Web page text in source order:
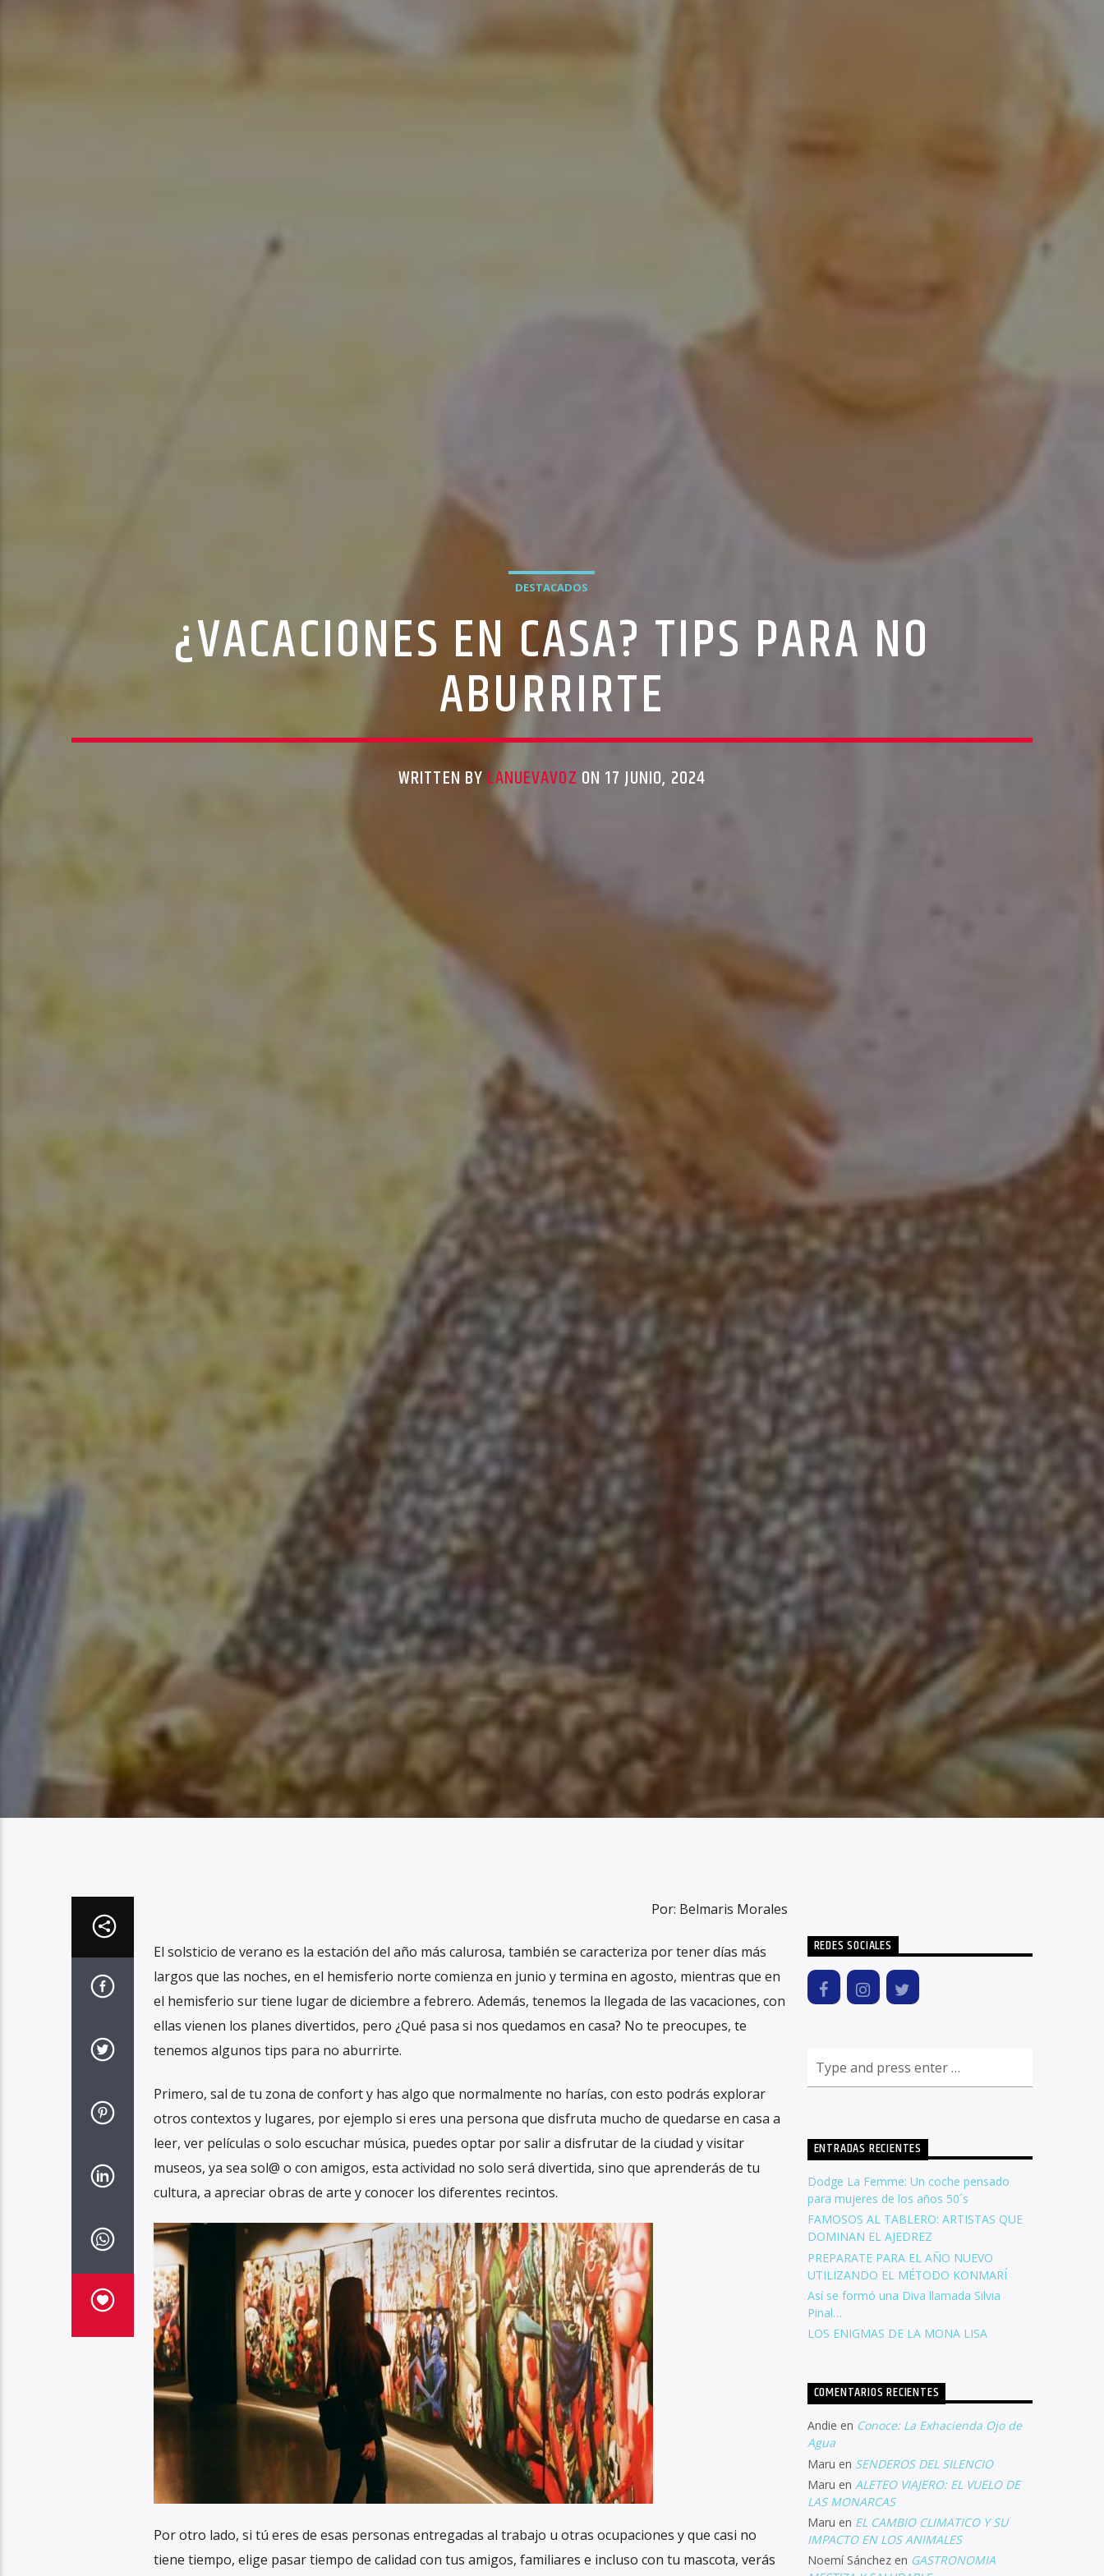
DESTACADOS
¿VACACIONES EN CASA? TIPS PARA NO
ABURRIRTE
WRITTEN BY LANUEVAVOZ ON 17 JUNIO, 2024
Por: Belmaris Morales
El solsticio de verano es la estación del año más calurosa, también se caracteriza por tener días más
largos que las noches, en el hemisferio norte comienza en junio y termina en agosto, mientras que en
el hemisferio sur tiene lugar de diciembre a febrero. Además, tenemos la llegada de las vacaciones, con
ellas vienen los planes divertidos, pero ¿Qué pasa si nos quedamos en casa? No te preocupes, te
tenemos algunos tips para no aburrirte.
Primero, sal de tu zona de confort y has algo que normalmente no harías, con esto podrás explorar
otros contextos y lugares, por ejemplo si eres una persona que disfruta mucho de quedarse en casa a
leer, ver películas o solo escuchar música, puedes optar por salir a disfrutar de la ciudad y visitar
museos, ya sea sol@ o con amigos, esta actividad no solo será divertida, sino que aprenderás de tu
cultura, a apreciar obras de arte y conocer los diferentes recintos.
Por otro lado, si tú eres de esas personas entregadas al trabajo u otras ocupaciones y que casi no
tiene tiempo, elige pasar tiempo de calidad con tus amigos, familiares e incluso con tu mascota, verás
REDES SOCIALES
ENTRADAS RECIENTES
Dodge La Femme: Un coche pensado
para mujeres de los años 50´s
FAMOSOS AL TABLERO: ARTISTAS QUE
DOMINAN EL AJEDREZ
PREPARATE PARA EL AÑO NUEVO
UTILIZANDO EL MÉTODO KONMARÍ
Así se formó una Diva llamada Silvia
Pinal…
LOS ENIGMAS DE LA MONA LISA
COMENTARIOS RECIENTES
Andie en Conoce: La Exhacienda Ojo de
Agua
Maru en SENDEROS DEL SILENCIO
Maru en ALETEO VIAJERO: EL VUELO DE
LAS MONARCAS
Maru en EL CAMBIO CLIMATICO Y SU
IMPACTO EN LOS ANIMALES
Noemí Sánchezen GASTRONOMIA